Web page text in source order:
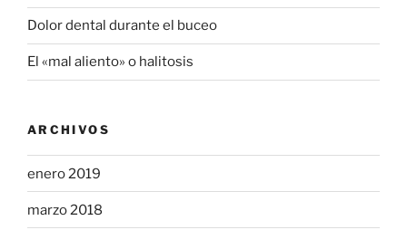
Dolor dental durante el buceo
El «mal aliento» o halitosis
ARCHIVOS
enero 2019
marzo 2018